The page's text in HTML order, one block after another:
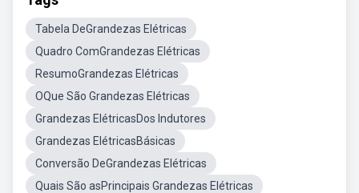
Tabela DeGrandezas Elétricas
Quadro ComGrandezas Elétricas
ResumoGrandezas Elétricas
OQue São Grandezas Elétricas
Grandezas ElétricasDos Indutores
Grandezas ElétricasBásicas
Conversão DeGrandezas Elétricas
Quais São asPrincipais Grandezas Elétricas